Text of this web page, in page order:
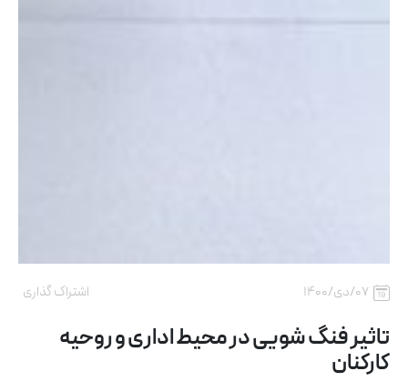
۰۷/دی/۱۴۰۰ اشتراک گذاری
تاثیر فنگ شویی در محیط اداری و روحیه
کارکنان